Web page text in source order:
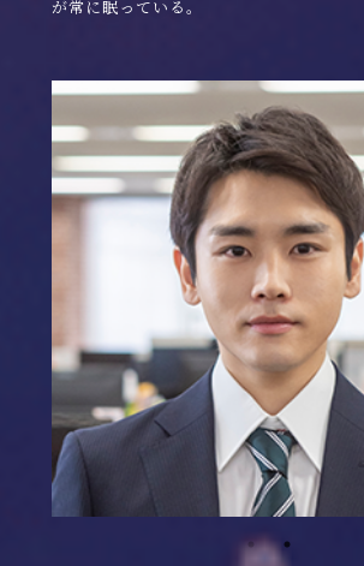
が常に眠っている。